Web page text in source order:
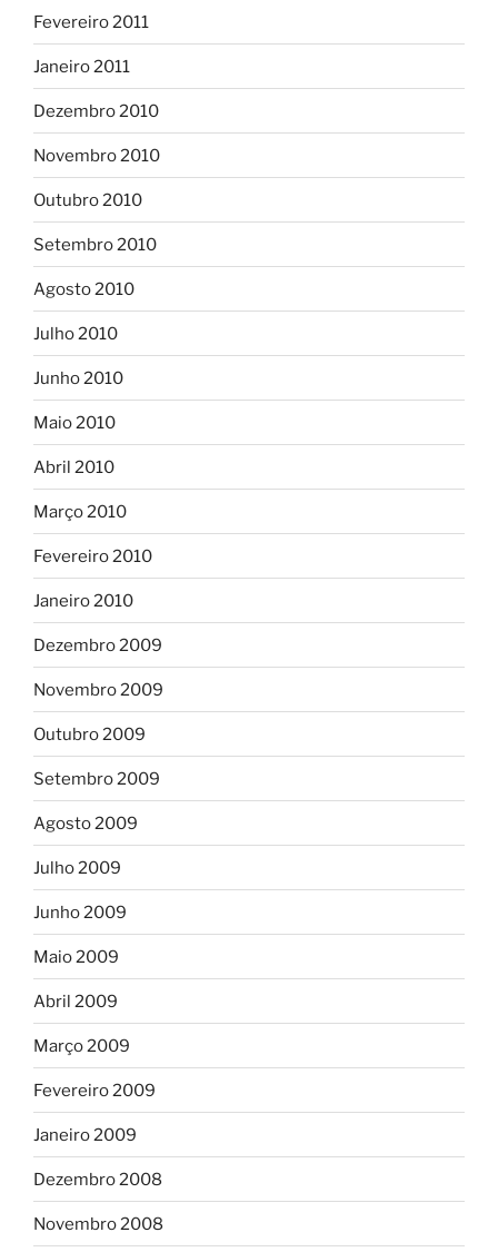
Fevereiro 2011
Janeiro 2011
Dezembro 2010
Novembro 2010
Outubro 2010
Setembro 2010
Agosto 2010
Julho 2010
Junho 2010
Maio 2010
Abril 2010
Março 2010
Fevereiro 2010
Janeiro 2010
Dezembro 2009
Novembro 2009
Outubro 2009
Setembro 2009
Agosto 2009
Julho 2009
Junho 2009
Maio 2009
Abril 2009
Março 2009
Fevereiro 2009
Janeiro 2009
Dezembro 2008
Novembro 2008